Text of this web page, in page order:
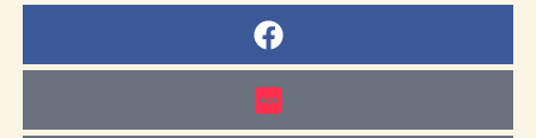
Facebook